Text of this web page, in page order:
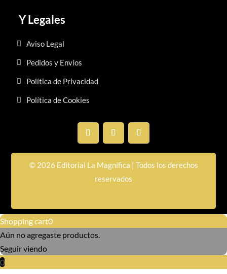
Y Legales
Aviso Legal
Pedidos y Envíos
Política de Privacidad
Política de Cookies
© 2026 Editorial La Magnífica | Todos los derechos
reservados
Shopping cart0
Aún no agregaste productos.
Seguir viendo
0